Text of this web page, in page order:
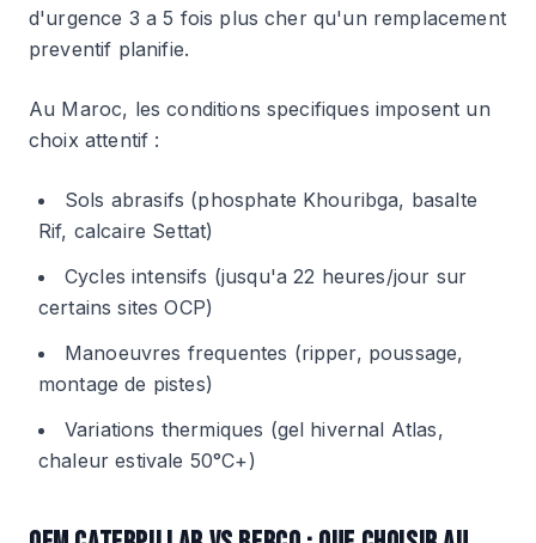
d'urgence 3 a 5 fois plus cher qu'un remplacement
preventif planifie.
Au Maroc, les conditions specifiques imposent un
choix attentif :
Sols abrasifs (phosphate Khouribga, basalte
Rif, calcaire Settat)
Cycles intensifs (jusqu'a 22 heures/jour sur
certains sites OCP)
Manoeuvres frequentes (ripper, poussage,
montage de pistes)
Variations thermiques (gel hivernal Atlas,
chaleur estivale 50°C+)